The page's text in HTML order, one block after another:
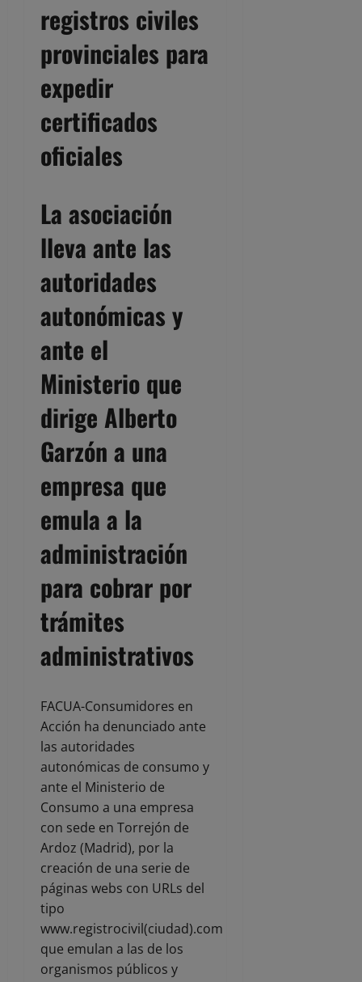
registros civiles
provinciales para
expedir
certificados
oficiales
La asociación
lleva ante las
autoridades
autonómicas y
ante el
Ministerio que
dirige Alberto
Garzón a una
empresa que
emula a la
administración
para cobrar por
trámites
administrativos
FACUA-Consumidores en
Acción ha denunciado ante
las autoridades
autonómicas de consumo y
ante el Ministerio de
Consumo a una empresa
con sede en Torrejón de
Ardoz (Madrid), por la
creación de una serie de
páginas webs con URLs del
tipo
www.registrocivil(ciudad).com
que emulan a las de los
organismos públicos y